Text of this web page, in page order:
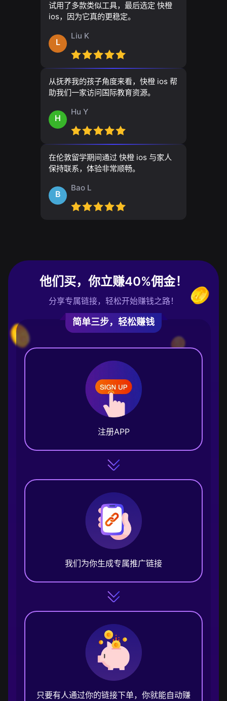
试用了多款类似工具，最后选定 快橙
ios，因为它真的更稳定。
L
Liu K
从抚养我的孩子角度来看，快橙 ios 帮
助我们一家访问国际教育资源。
H
Hu Y
在伦敦留学期间通过 快橙 ios 与家人
保持联系，体验非常顺畅。
B
Bao L
他们买，你立赚40%佣金！
分享专属链接，轻松开始赚钱之路！
简单三步，轻松赚钱
注册APP
我们为你生成专属推广链接
只要有人通过你的链接下单，你就能自动赚